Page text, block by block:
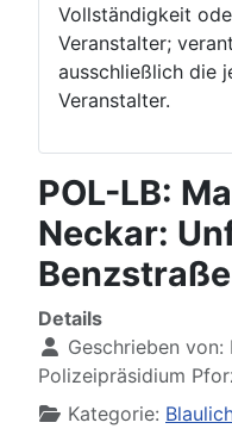
Vollständigkeit
Veranstalter;
ausschließlich die
Veranstalter.
POL-LB:
Neckar:
Benzstraße
Details
Geschrieben von:
Polizeipräsidium
Kategorie: